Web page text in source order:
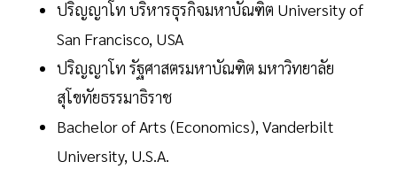
ปริญญาโท บริหารธุรกิจมหาบัณฑิต University of
San Francisco, USA
ปริญญาโท รัฐศาสตรมหาบัณฑิต มหาวิทยาลัย
สุโขทัยธรรมาธิราช
Bachelor of Arts (Economics), Vanderbilt
University, U.S.A.